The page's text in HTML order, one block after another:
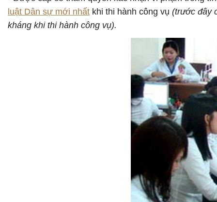
luật Dân sự mới nhất khi thi hành công vụ (trước đây
kháng khi thi hành công vụ).